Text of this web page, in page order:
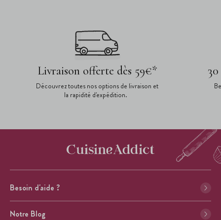
Livraison offerte dès 59€*
Découvrez toutes nos options de livraison et
la rapidité d'expédition.
Besoin d'aide ?
Notre Blog